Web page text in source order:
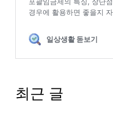
최근 글